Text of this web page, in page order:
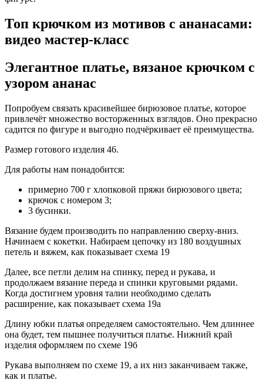
Топ крючком из мотивов с ананасами:
видео мастер-класс
Элегантное платье, вязаное крючком с
узором ананас
Попробуем связать красивейшее бирюзовое платье, которое
привлечёт множество восторженных взглядов. Оно прекрасно
садится по фигуре и выгодно подчёркивает её преимущества.
Размер готового изделия 46.
Для работы нам понадобится:
примерно 700 г хлопковой пряжи бирюзового цвета;
крючок с номером 3;
3 бусинки.
Вязание будем производить по направлению сверху-вниз.
Начинаем с кокетки. Набираем цепочку из 180 воздушных
петель и вяжем, как показывает схема 19
Далее, все петли делим на спинку, перед и рукава, и
продолжаем вязание переда и спинки круговыми рядами.
Когда достигнем уровня талии необходимо сделать
расширение, как показывает схема 19а
Длину юбки платья определяем самостоятельно. Чем длиннее
она будет, тем пышнее получиться платье. Нижний край
изделия оформляем по схеме 19б
Рукава выполняем по схеме 19, а их низ заканчиваем также,
как и платье.